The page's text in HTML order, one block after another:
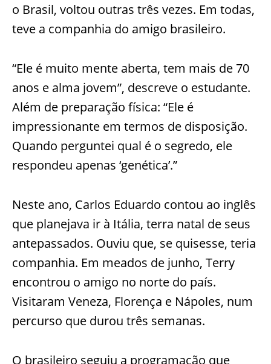
o Brasil, voltou outras três vezes. Em todas,
teve a companhia do amigo brasileiro.
“Ele é muito mente aberta, tem mais de 70
anos e alma jovem”, descreve o estudante.
Além de preparação física: “Ele é
impressionante em termos de disposição.
Quando perguntei qual é o segredo, ele
respondeu apenas ‘genética’.”
Neste ano, Carlos Eduardo contou ao inglês
que planejava ir à Itália, terra natal de seus
antepassados. Ouviu que, se quisesse, teria
companhia. Em meados de junho, Terry
encontrou o amigo no norte do país.
Visitaram Veneza, Florença e Nápoles, num
percurso que durou três semanas.
O brasileiro seguiu a programação que